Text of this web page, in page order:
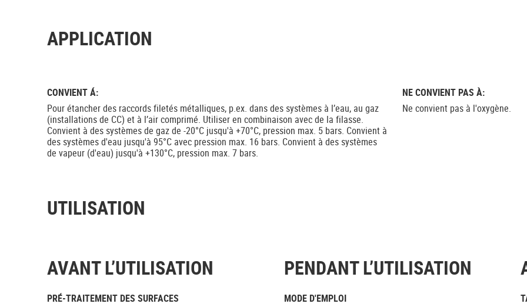
APPLICATION
CONVIENT Á:
Pour étancher des raccords filetés métalliques, p.ex. dans des systèmes à l’eau, au gaz
(installations de CC) et à l’air comprimé. Utiliser en combinaison avec de la filasse.
Convient à des systèmes de gaz de -20°C jusqu'à +70°C, pression max. 5 bars. Convient à
des systèmes d'eau jusqu'à 95°C avec pression max. 16 bars. Convient à des systèmes
de vapeur (d'eau) jusqu'à +130°C, pression max. 7 bars.
NE CONVIENT PAS À:
Ne convient pas à l'oxygène.
UTILISATION
AVANT L’UTILISATION
PRÉ-TRAITEMENT DES SURFACES
PENDANT L’UTILISATION
MODE D'EMPLOI